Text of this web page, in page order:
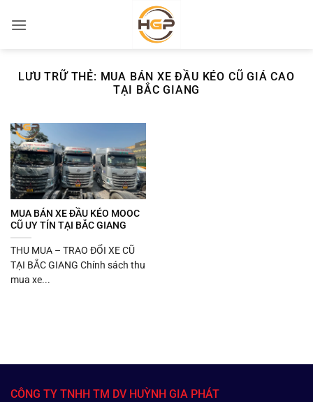
qua
LƯU TRỮ THẺ: MUA BÁN XE ĐẦU KÉO CŨ GIÁ CAO
TẠI BẮC GIANG
MUA BÁN XE ĐẦU KÉO MOOC
CŨ UY TÍN TẠI BẮC GIANG
THU MUA – TRAO ĐỔI XE CŨ
TẠI BẮC GIANG Chính sách thu
mua xe...
CÔNG TY TNHH TM DV HUỲNH GIA PHÁT